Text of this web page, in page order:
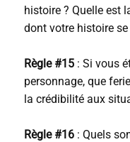
histoire ? Quelle est
dont votre histoire se
Règle #15: Si vous
personnage, que
la crédibilité aux
Règle #16: Quels